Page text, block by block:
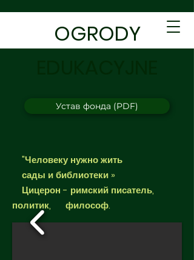
OGRODY
Устав фонда (PDF)
"Человеку нужно жить
сады и библиотеки »
Цицерон - римский писатель,
политик, философ.